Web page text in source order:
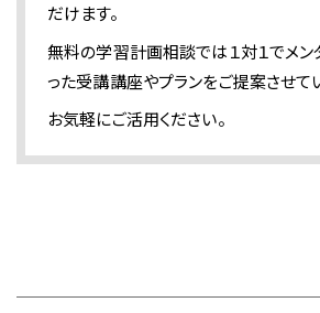
だけます。
無料の学習計画相談では１対１でメ
った受講講座やプランをご提案させて
お気軽にご活用ください。